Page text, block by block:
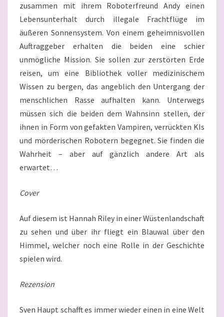
zusammen mit ihrem Roboterfreund Andy einen
Lebensunterhalt durch illegale Frachtflüge im
äußeren Sonnensystem. Von einem geheimnisvollen
Auftraggeber erhalten die beiden eine schier
unmögliche Mission. Sie sollen zur zerstörten Erde
reisen, um eine Bibliothek voller medizinischem
Wissen zu bergen, das angeblich den Untergang der
menschlichen Rasse aufhalten kann. Unterwegs
müssen sich die beiden dem Wahnsinn stellen, der
ihnen in Form von gefakten Vampiren, verrückten KIs
und mörderischen Robotern begegnet. Sie finden die
Wahrheit – aber auf gänzlich andere Art als
erwartet…
Cover
Auf diesem ist Hannah Riley in einer Wüstenlandschaft
zu sehen und über ihr fliegt ein Blauwal über den
Himmel, welcher noch eine Rolle in der Geschichte
spielen wird.
Rezension
Sven Haupt schafft es immer wieder einen in eine Welt